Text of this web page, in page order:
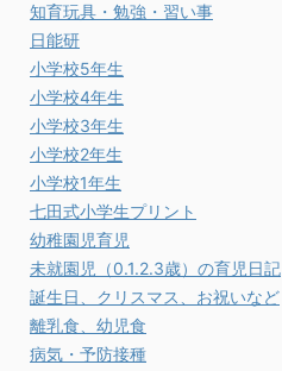
知育玩具・勉強・習い事
日能研
小学校5年生
小学校4年生
小学校3年生
小学校2年生
小学校1年生
七田式小学生プリント
幼稚園児育児
未就園児（0.1.2.3歳）の育児日記
誕生日、クリスマス、お祝いなど
離乳食、幼児食
病気・予防接種